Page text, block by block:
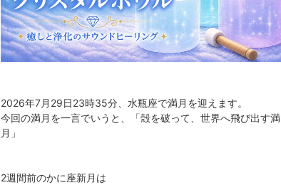
2026年7月29日23時35分、水瓶座で満月を迎えます。
今回の満月を一言でいうと、「殻を破って、世界へ飛び出す満
月」
2週間前のかに座新月は